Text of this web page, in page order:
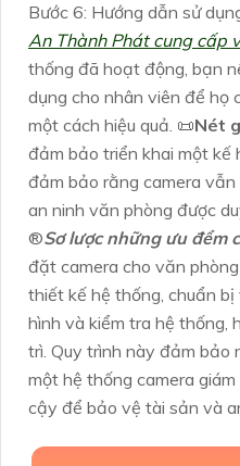
Bước 6: Hướng dẫn sử
An Thành Phát cung cấp
thống đã hoạt động, bạn
dụng cho nhân viên để họ
một cách hiệu quả. 📜Nét
đảm bảo triển khai một kế
đảm bảo rằng camera
an ninh văn phòng được
®️Sơ lược những ưu đểm
đặt camera cho văn
thiết kế hệ thống, chuẩn
hình và kiểm tra hệ thống,
trì. Quy trình này đảm bảo
một hệ thống camera
cậy để bảo vệ tài sản và